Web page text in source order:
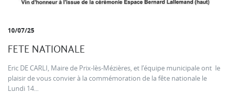
10/07/25
FETE NATIONALE
Eric DE CARLI, Maire de Prix-lès-Mézières, et l’équipe municipale ont le
plaisir de vous convier à la commémoration de la fête nationale le
Lundi 14...